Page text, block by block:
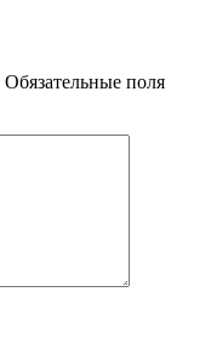
Обязательные поля